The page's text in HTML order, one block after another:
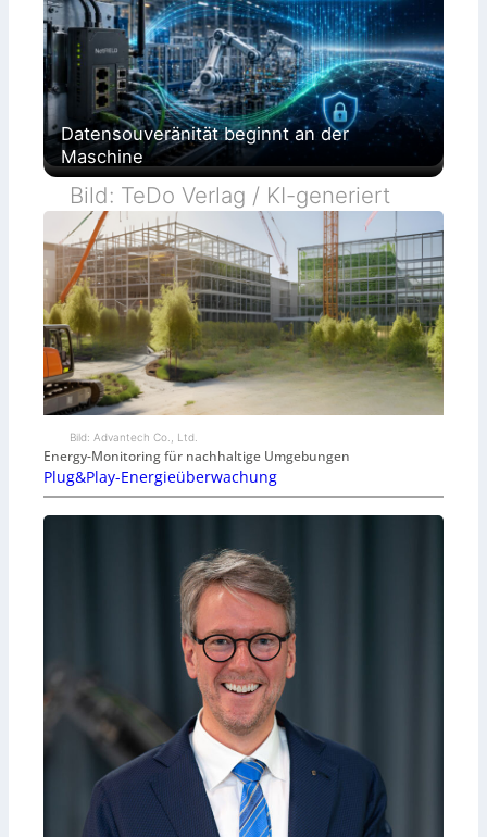
Datensouveränität beginnt an der
Maschine
Bild: TeDo Verlag / KI-generiert
Bild: Advantech Co., Ltd.
Energy-Monitoring für nachhaltige Umgebungen
Plug&Play-Energieüberwachung